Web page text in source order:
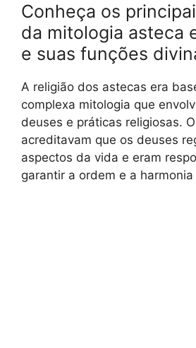
Conheça os
da mitologia asteca
e suas funções
A religião dos astecas era
complexa mitologia que
deuses e práticas religiosas.
acreditavam que os deuses
aspectos da vida e eram
garantir a ordem e a